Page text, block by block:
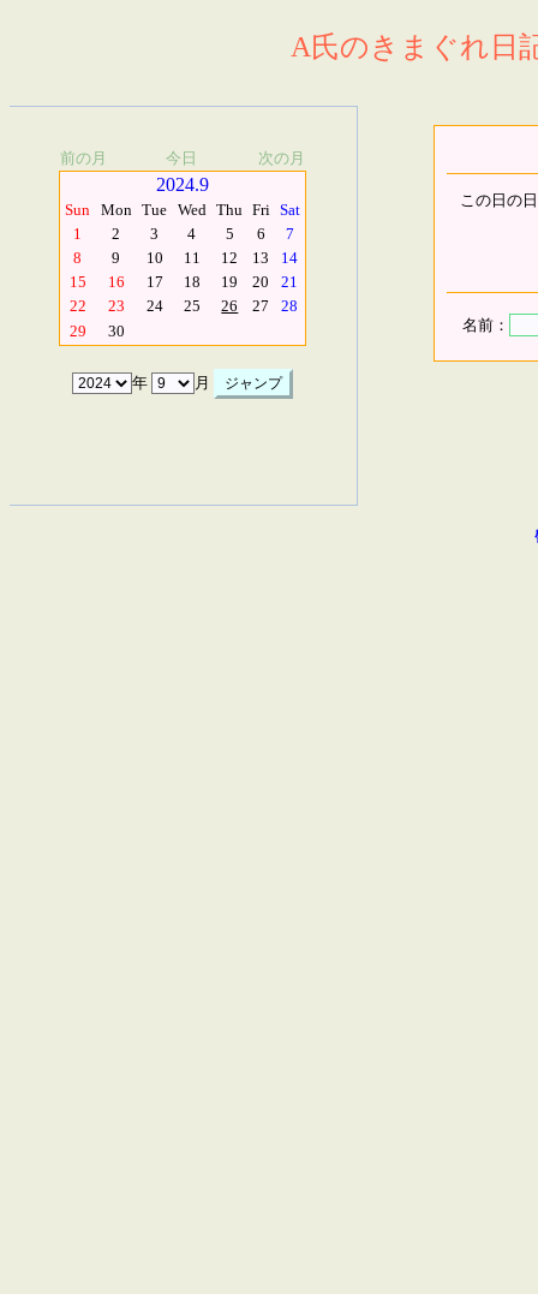
A氏のきまぐれ日
前の月 今日 次の月
2024.9
Sun Mon Tue Wed Thu Fri Sat
1
2 3 4 5 6
7
8
9 10 11 12 13
14
15
16 17 18 19 20
21
22
23 24 25 26 27
28
29
30
年 月
この日の
名前：